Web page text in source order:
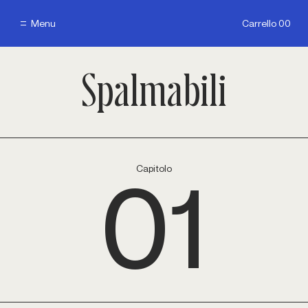
Menu
Carrello 00
Spalmabili
Capitolo
01